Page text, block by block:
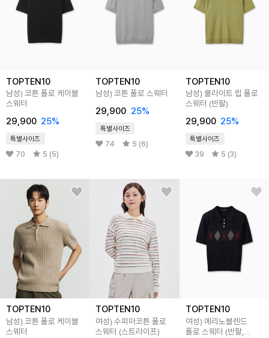
TOPTEN10
남성) 코튼 폴로 케이블
스웨터
29,900 25%
특별사이즈
70 5 (5)
TOPTEN10
남성) 코튼 폴로 스웨터
29,900 25%
특별사이즈
74 5 (6)
TOPTEN10
남성) 쿨라이트 립 폴로
스웨터 (반팔)
29,900 25%
특별사이즈
39 5 (3)
TOPTEN10
남성) 코튼 폴로 케이블
스웨터
TOPTEN10
여성) 수피마코튼 폴로
스웨터 (스트라이프)
TOPTEN10
여성) 메리노블렌드
폴로 스웨터 (반팔,